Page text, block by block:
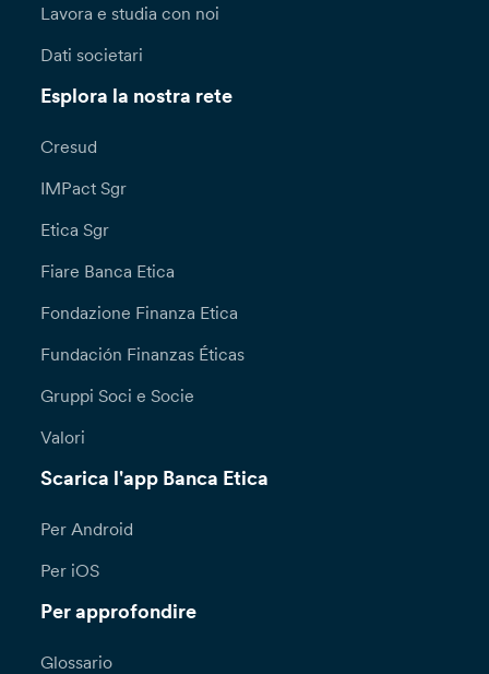
Lavora e studia con noi
Dati societari
Esplora la nostra rete
Cresud
IMPact Sgr
Etica Sgr
Fiare Banca Etica
Fondazione Finanza Etica
Fundación Finanzas Éticas
Gruppi Soci e Socie
Valori
Scarica l'app Banca Etica
Per Android
Per iOS
Per approfondire
Glossario